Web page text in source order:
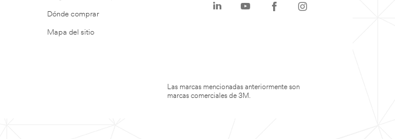
Dónde comprar
Mapa del sitio
Las marcas mencionadas anteriormente son
marcas comerciales de 3M.